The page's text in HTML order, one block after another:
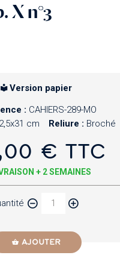
X n°3
Version papier
: CAHIERS-289-MO
cm Reliure : Broché
€ TTC
+ 2 SEMAINES
AJOUTER